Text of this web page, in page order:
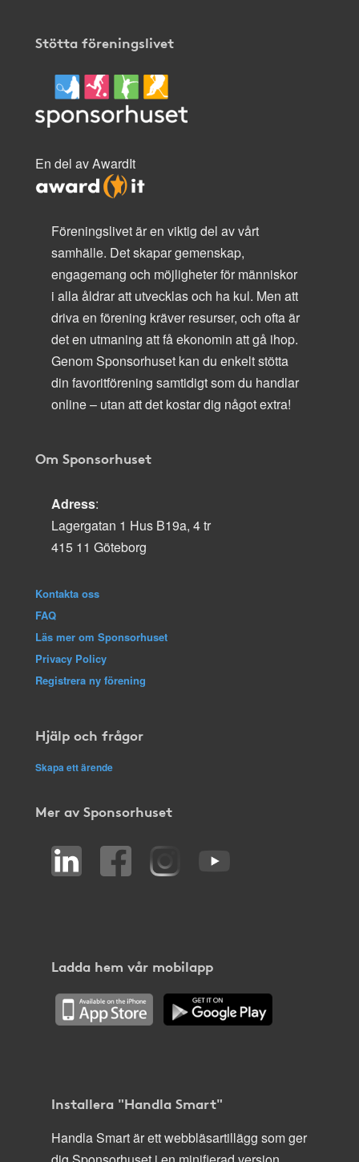
Stötta föreningslivet
En del av AwardIt
Föreningslivet är en viktig del av vårt
samhälle. Det skapar gemenskap,
engagemang och möjligheter för människor
i alla åldrar att utvecklas och ha kul. Men att
driva en förening kräver resurser, och ofta är
det en utmaning att få ekonomin att gå ihop.
Genom Sponsorhuset kan du enkelt stötta
din favoritförening samtidigt som du handlar
online – utan att det kostar dig något extra!
Om Sponsorhuset
Adress:
Lagergatan 1 Hus B19a, 4 tr
415 11 Göteborg
Kontakta oss
FAQ
Läs mer om Sponsorhuset
Privacy Policy
Registrera ny förening
Hjälp och frågor
Skapa ett ärende
Mer av Sponsorhuset
Ladda hem vår mobilapp
Installera "Handla Smart"
Handla Smart är ett webbläsartillägg som ger